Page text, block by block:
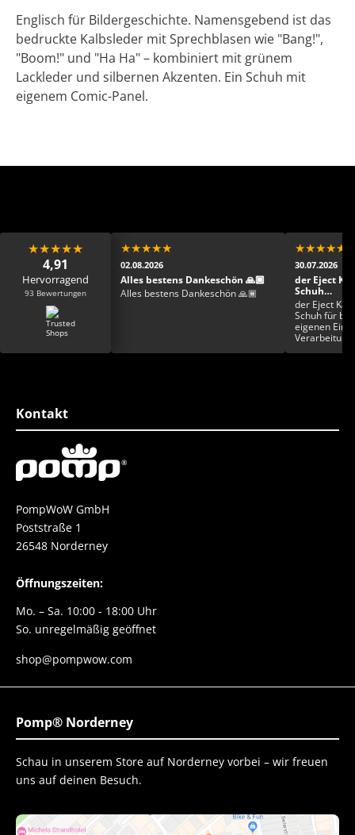
Englisch für Bildergeschichte. Namensgebend ist das
bedruckte Kalbsleder mit Sprechblasen wie "Bang!",
"Boom!" und "Ha Ha" – kombiniert mit grünem
Lackleder und silbernen Akzenten. Ein Schuh mit
eigenem Comic-Panel.
★★★★★
4,91
Hervorragend
93 Bewertungen
Mega toller
schon zu schade
sehr netter
und der Schuh
Hammer ab sofort
erkoren
einen von sechs
★★★★★
02.08.2026
Alles bestens Dankeschön 🙏🏾
Alles bestens Dankeschön 🙏🏾
★★★★★
30.07.2026
der Eject
Schuh…
der Eject
Schuh für
eigenen
Verarbeitung
Kontakt
PompWoW GmbH
Poststraße 1
26548 Norderney
Öffnungszeiten:
Mo. – Sa. 10:00 - 18:00 Uhr
So. unregelmäßig geöffnet
shop@pompwow.com
Pomp® Norderney
Schau in unserem Store auf Norderney vorbei – wir freuen
uns auf deinen Besuch.